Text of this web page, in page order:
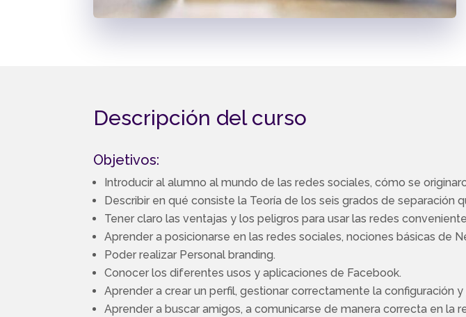
Descripción del curso
Objetivos:
Introducir al alumno al mundo de las redes sociales, cómo se
Describir en qué consiste la Teoría de los seis grados de
Tener claro las ventajas y los peligros para usar las redes
Aprender a posicionarse en las redes sociales, nociones básicas de
Poder realizar Personal branding.
Conocer los diferentes usos y aplicaciones de Facebook.
Aprender a crear un perfil, gestionar correctamente la configuración y
Aprender a buscar amigos, a comunicarse de manera correcta en la